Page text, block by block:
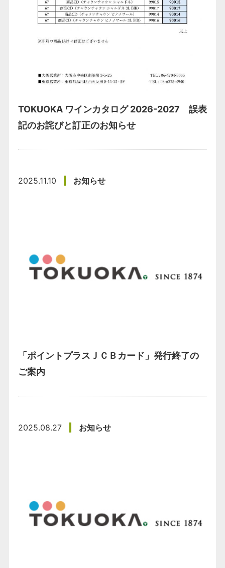
TOKUOKA ワインカタログ 2026-2027 誤表
記のお詫びと訂正のお知らせ
2025.11.10 お知らせ
「ポイントプラスＪＣＢカード」発行終了の
ご案内
2025.08.27 お知らせ